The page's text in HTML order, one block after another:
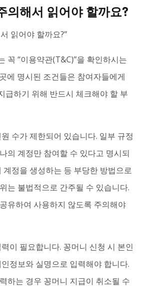
의해서 읽어야 할까요?
읽어야 할까요?”
꼭 “이용약관(T&C)”을 확인하시는
에 명시된 조건들은 참여자들에게
급하기 위해 반드시 체크해야 할 부
수가 제한되어 있습니다. 일부 규정
의 계정만 참여할 수 있다고 명시되
계정을 생성하는 등 부당한 방법으로
는 불법적으로 간주될 수 있습니다.
유하여 사용하지 않도록 주의해야
이 필요합니다. 꽁머니 신청 시 본인
정보와 실명으로 입력해야 합니다.
하는 경우 꽁머니 지급이 취소될 수